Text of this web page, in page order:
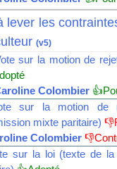
lever les
(v5)
sur la motion de
Colombier
sur la motion de
mixte paritaire)
Colombier
sur la loi (texte de la